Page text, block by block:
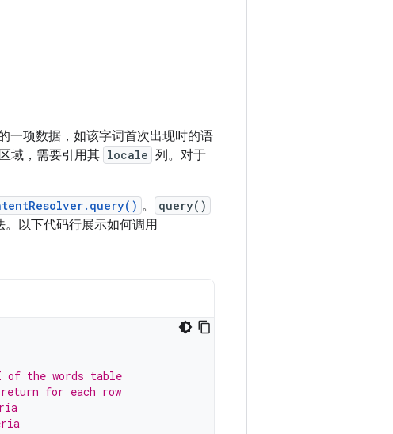
一项数据，如该字词首次出现时的语
域，需要引用其 locale 列。对于
。 query()
。以下代码行展示如何调用
of the words table
for each row